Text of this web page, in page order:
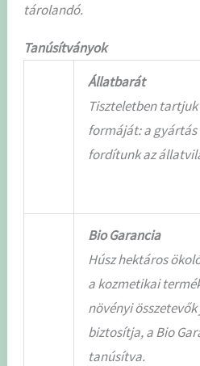
tárolandó.
Tanúsítványok
Állatbarát
Tiszteletben
formáját: a
fordítunk az
Bio Garancia
Húsz hektáros
a kozmetikai
növényi
biztosítja, a Bio
tanúsítva.